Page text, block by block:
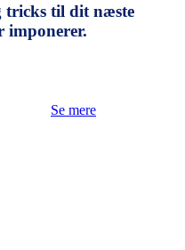
tricks til dit næste
imponerer.
Se mere